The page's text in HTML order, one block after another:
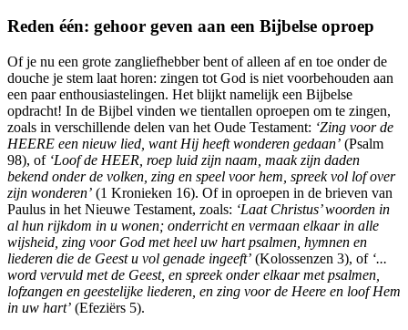
Reden één: gehoor geven aan een Bijbelse oproep
Of je nu een grote zangliefhebber bent of alleen af en toe onder de
douche je stem laat horen: zingen tot God is niet voorbehouden aan
een paar enthousiastelingen. Het blijkt namelijk een Bijbelse
opdracht! In de Bijbel vinden we tientallen oproepen om te zingen,
zoals in verschillende delen van het Oude Testament: ‘Zing voor de
HEERE een nieuw lied, want Hij heeft wonderen gedaan’ (Psalm
98), of ‘Loof de HEER, roep luid zijn naam, maak zijn daden
bekend onder de volken, zing en speel voor hem, spreek vol lof over
zijn wonderen’ (1 Kronieken 16). Of in oproepen in de brieven van
Paulus in het Nieuwe Testament, zoals: ‘Laat Christus’ woorden in
al hun rijkdom in u wonen; onderricht en vermaan elkaar in alle
wijsheid, zing voor God met heel uw hart psalmen, hymnen en
liederen die de Geest u vol genade ingeeft’ (Kolossenzen 3), of ‘...
word vervuld met de Geest, en spreek onder elkaar met psalmen,
lofzangen en geestelijke liederen, en zing voor de Heere en loof Hem
in uw hart’ (Efeziërs 5).